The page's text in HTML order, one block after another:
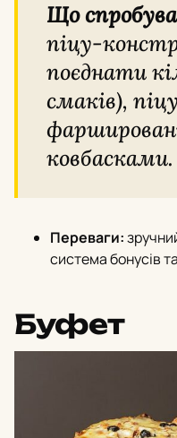
Що
піцу-
поєднати
смаків),
ковбасками.
Переваги:
система бонусів
Буфет